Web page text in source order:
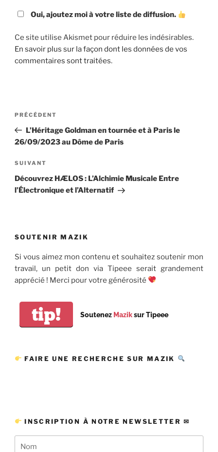
Oui, ajoutez moi à votre liste de diffusion.
Ce site utilise Akismet pour réduire les indésirables.
En savoir plus sur la façon dont les données de vos
commentaires sont traitées.
Navigation
l’article
Article
précédent
PRÉCÉDENT
L’Héritage Goldman en tournée et à Paris le
26/09/2023 au Dôme de Paris
Article
suivant
SUIVANT
Découvrez HÆLOS : L’Alchimie Musicale Entre
l’Électronique et l’Alternatif
SOUTENIR MAZIK
Si vous aimez mon contenu et souhaitez soutenir mon
travail, un petit don via Tipeee serait grandement
apprécié ! Merci pour votre générosité
tip! Soutenez Maziksur Tipeee
FAIRE UNE RECHERCHE SUR MAZIK
INSCRIPTION À NOTRE NEWSLETTER ✉